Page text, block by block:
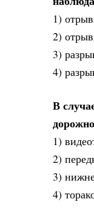
1)
2)
3)
4)
В
1)
2)
3)
4)